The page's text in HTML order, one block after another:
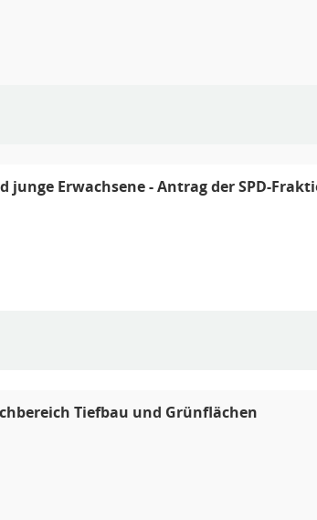
Erwachsene - Antrag der SPD-
Tiefbau und Grünflächen